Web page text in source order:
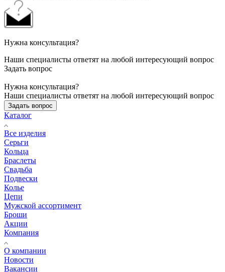
Нужна консультация?
Наши специалисты ответят на любой интересующий вопрос
Задать вопрос
Нужна консультация?
Наши специалисты ответят на любой интересующий вопрос
Задать вопрос
Каталог
Все изделия
Серьги
Кольца
Браслеты
Свадьба
Подвески
Колье
Цепи
Мужской ассортимент
Броши
Акции
Компания
О компании
Новости
Вакансии